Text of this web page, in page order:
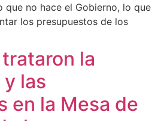
que no hace el Gobierno, lo que
los presupuestos de los
la
las
en la Mesa de